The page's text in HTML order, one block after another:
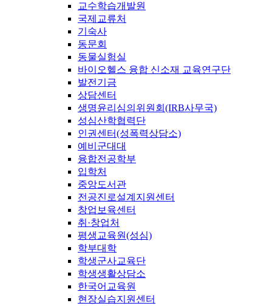
교수학습개발원
국제교류처
기숙사
동문회
동물실험실
바이오헬스 융합 신소재 교육연구단
발전기금
상담센터
생명윤리심의위원회(IRB사무국)
성심산학협력단
인권센터(성폭력상담소)
예비군대대
융합전공학부
입학처
중앙도서관
전공진로설계지원센터
창업보육센터
취·창업처
평생교육원(성심)
학부대학
학생군사교육단
학생생활상담소
한국어교육원
현장실습지원센터